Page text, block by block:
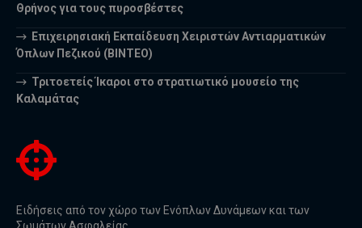
Θρήνος για τους πυροσβέστες
Επιχειρησιακή Εκπαίδευση Χειριστών Αντιαρματικών
Όπλων Πεζικού (ΒΙΝΤΕΟ)
Τριτοετείς Ίκαροι στο στρατιωτικό μουσείο της
Καλαμάτας
Ειδήσεις από τον χώρο των Ενόπλων Δυνάμεων και των
Σωμάτων Ασφαλείας